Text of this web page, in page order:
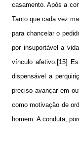
casamento. Após a
Tanto que cada vez
para chancelar o
por insuportável a
vínculo afetivo.[15]
dispensável a
preciso avançar em
como motivação de
homem. A conduta,